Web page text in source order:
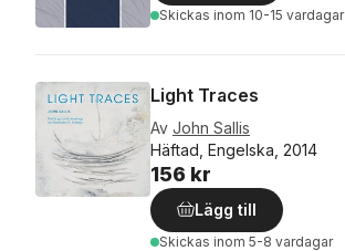
Skickas inom 10-15 vardagar
Light Traces
Av John Sallis
Häftad, Engelska, 2014
156 kr
Lägg till
Skickas inom 5-8 vardagar